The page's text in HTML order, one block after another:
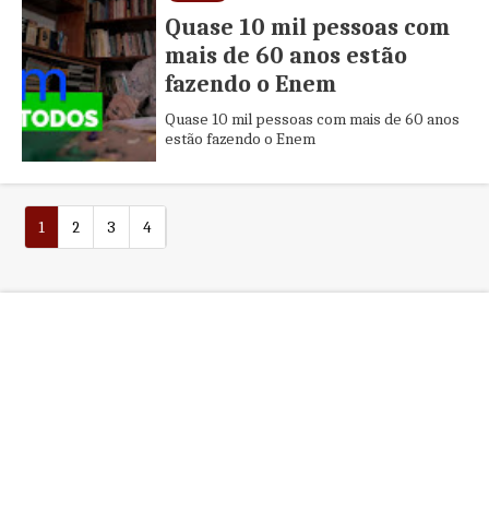
Quase 10 mil pessoas com
mais de 60 anos estão
fazendo o Enem
Quase 10 mil pessoas com mais de 60 anos
estão fazendo o Enem
1 2 3 4